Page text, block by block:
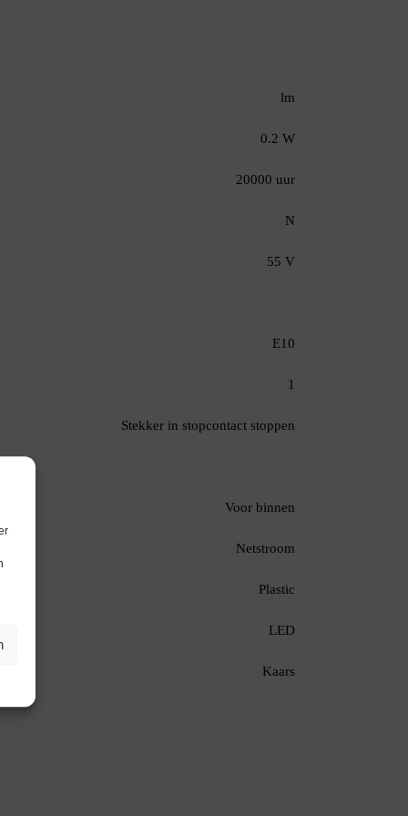
lm
0.2 W
20000 uur
N
55 V
E10
1
Stekker in stopcontact stoppen
Voor binnen
Netstroom
Plastic
LED
Kaars